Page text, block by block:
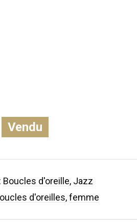
Vendu
Boucles d'oreille, Jazz
d'oreilles,femme